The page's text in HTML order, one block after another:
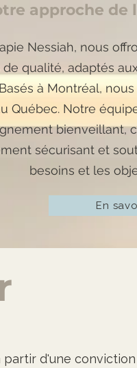
approche
Nessiah, nous
qualité, adaptés
à Montréal,
Québec. Notre
bienveillant,
sécurisant et
besoins et les
En
d'une conviction